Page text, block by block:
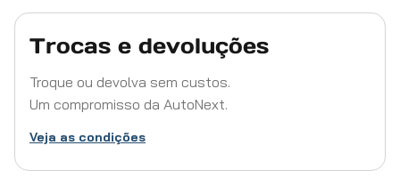
Trocas e devoluções
Troque ou devolva sem custos.
Um compromisso da AutoNext.
Veja as condições